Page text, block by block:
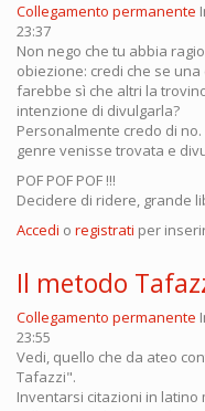
Collegamento permanente
23:37
Non nego che tu abbia
obiezione: credi che se
farebbe sì che altri la
intenzione di divulgarla?
Personalmente credo di
genre venisse trovata e
POF POF POF !!!
Decidere di ridere, grande
Accedi o registrati per
Il metodo
Collegamento permanente
23:55
Vedi, quello che da ateo
Tafazzi".
Inventarsi citazioni in